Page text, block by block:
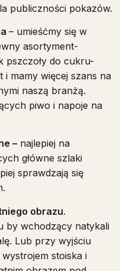
publiczności pokazów.
– umieśćmy się w
asortyment-
pszczoły do cukru-
i mamy więcej szans na
naszą branżą.
piwo i napoje na
– najlepiej na
główne szlaki
sprawdzają się
obrazu.
by wchodzący natykali
Lub przy wyjściu
stoiska i